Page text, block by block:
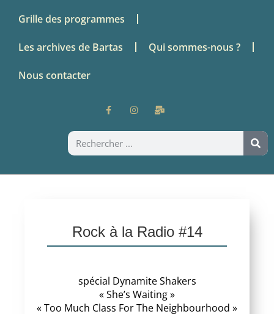
Grille des programmes
Les archives de Bartas Qui sommes-nous ?
Nous contacter
Rock à la Radio #14
spécial Dynamite Shakers
« She’s Waiting »
« Too Much Class For The Neighbourhood »